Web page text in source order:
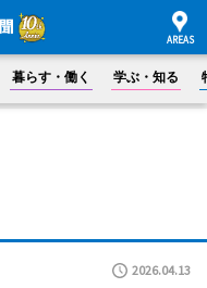
暮らす・働く 学ぶ・知る
2026.04.13